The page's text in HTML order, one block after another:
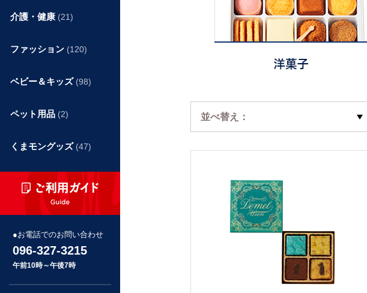
並べ替え：
介護・健康 (21)
ファッション (120)
ベビー＆キッズ (98)
ペット用品 (2)
くまモングッズ (47)
お電話でのお問い合わせ
096-327-3215
午前10時～午後7時